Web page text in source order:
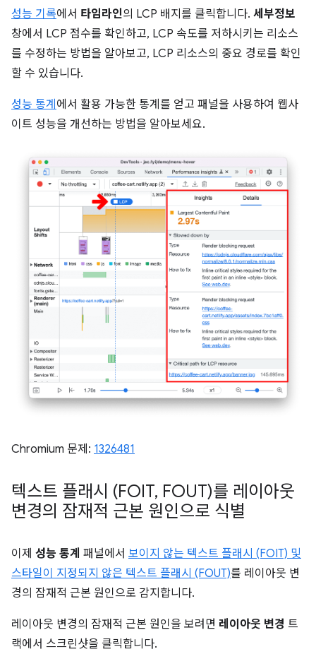
성능 기록에서 타임라인의 LCP 배지를 클릭합니다. 세부정보
창에서 LCP 점수를 확인하고, LCP 속도를 저하시키는 리소스
를 수정하는 방법을 알아보고, LCP 리소스의 중요 경로를 확인
할 수 있습니다.
성능 통계 에서 활용 가능한 통계를 얻고 패널을 사용하여 웹사
이트 성능을 개선하는 방법을 알아보세요.
Chromium 문제: 1326481
텍스트 플래시 (FOIT, FOUT)를 레이아웃
변경의 잠재적 근본 원인으로 식별
이제 성능 통계 패널에서 보이지 않는 텍스트 플래시 (FOIT) 및
스타일이 지정되지 않은 텍스트 플래시 (FOUT)를 레이아웃 변
경의 잠재적 근본 원인으로 감지합니다.
레이아웃 변경의 잠재적 근본 원인을 보려면 레이아웃 변경 트
랙에서 스크린샷을 클릭합니다.